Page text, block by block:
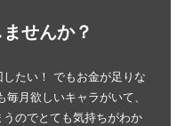
せんか？
たい！ でもお金が足りな
月欲しいキャラがいて、
のでとても気持ちがわか